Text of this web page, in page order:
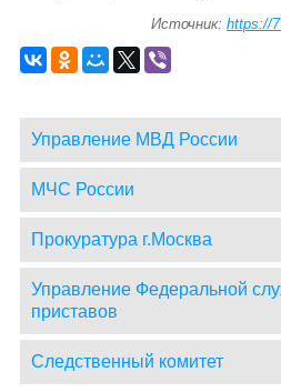
Источник:https://
Управление МВД России
МЧС России
Прокуратура г.Москва
Управление Федеральной
приставов
Следственный комитет